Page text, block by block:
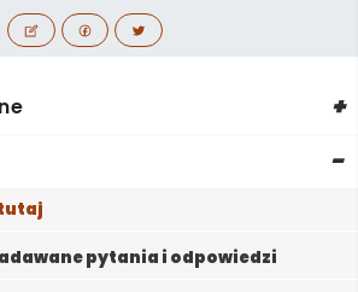
+
-
pytania i odpowiedzi